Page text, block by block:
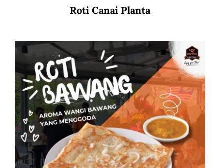
Roti Canai Planta